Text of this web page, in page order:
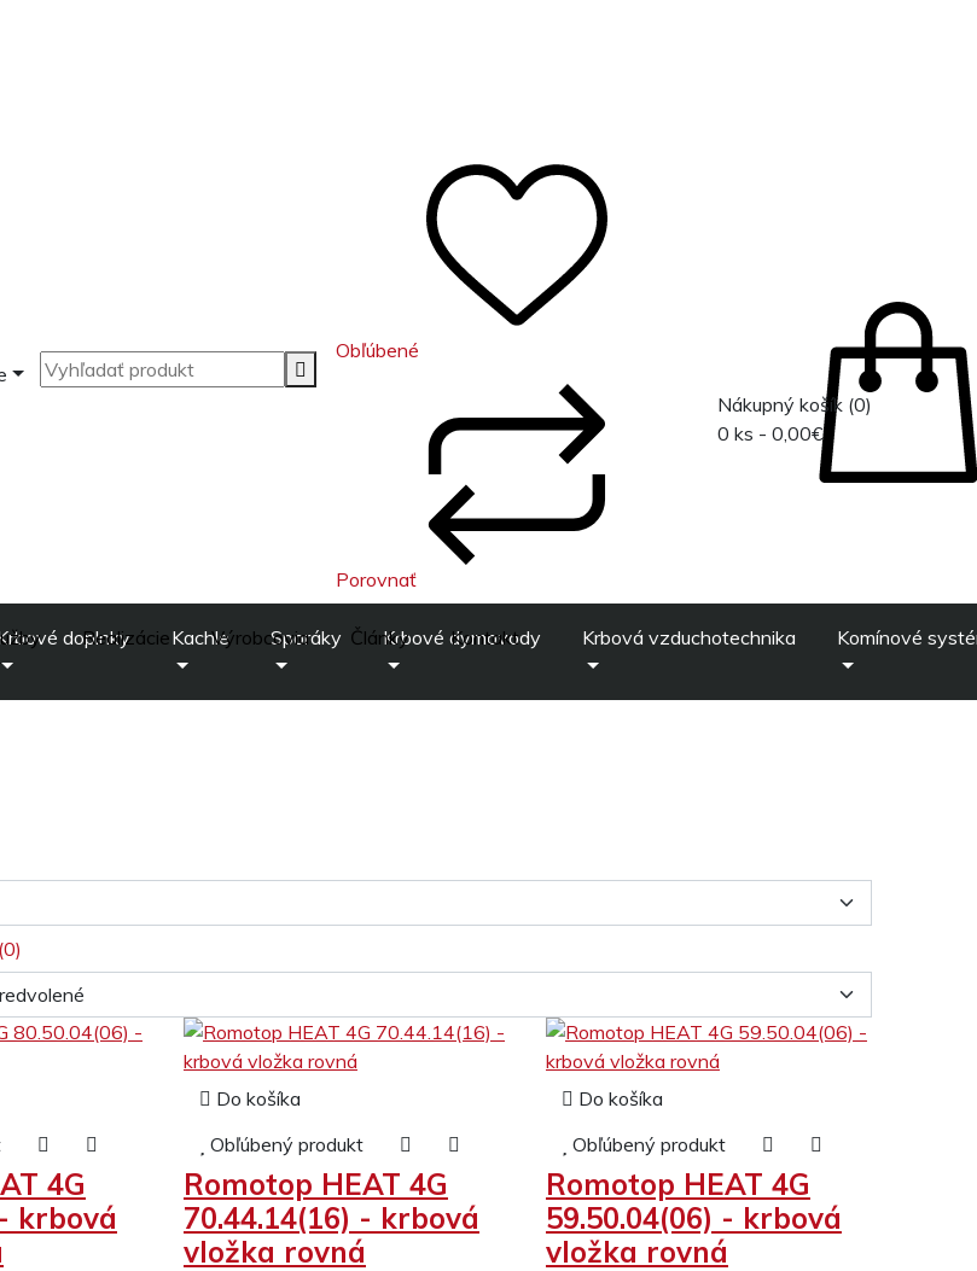
Obľúbené
Porovnať
Nákupný košík (0)
0 ks - 0,00€
doplnky Kachle Sporáky Krbové dymovody Krbová vzduchotechnika Komínové
Realizácie Výrobcovia Články Kontakt
4G
krbová
Do košíka
Obľúbený produkt
Romotop HEAT 4G
70.44.14(16) - krbová
vložka rovná
Do košíka
Obľúbený produkt
Romotop HEAT 4G
59.50.04(06) - krbová
vložka rovná